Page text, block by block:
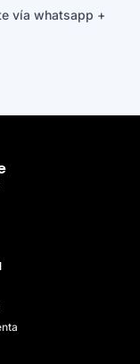
vía whatsapp +